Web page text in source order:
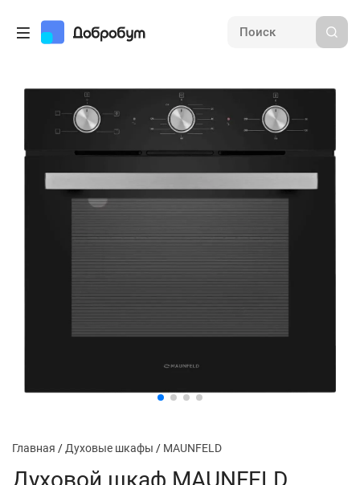
Главная / Духовые шкафы / MAUNFELD